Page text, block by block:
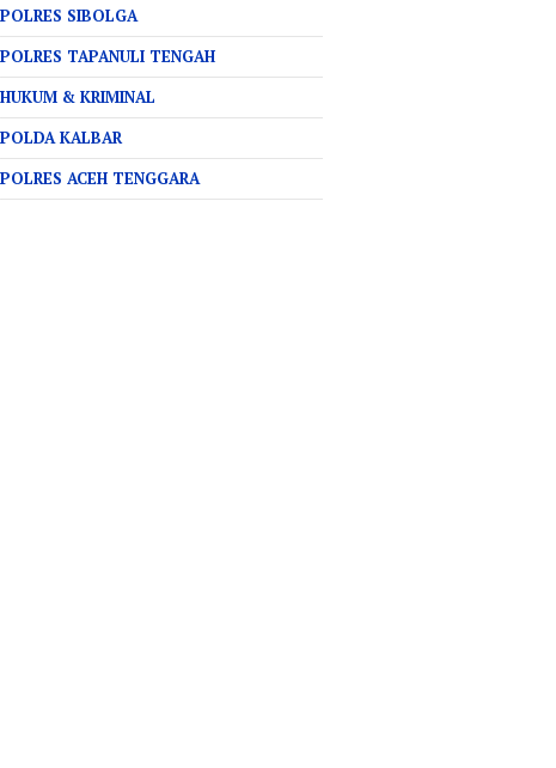
POLRES SIBOLGA
POLRES TAPANULI TENGAH
HUKUM & KRIMINAL
POLDA KALBAR
POLRES ACEH TENGGARA